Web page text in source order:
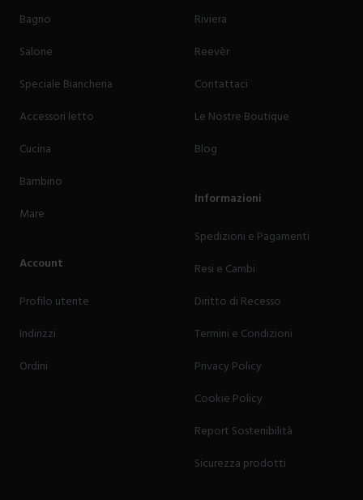
Bagno
Salone
Speciale Biancheria
Accessori letto
Cucina
Bambino
Mare
Account
Profilo utente
Indirizzi
Ordini
Riviera
Reevèr
Contattaci
Le Nostre Boutique
Blog
Informazioni
Spedizioni e Pagamenti
Resi e Cambi
Diritto di Recesso
Termini e Condizioni
Privacy Policy
Cookie Policy
Report Sostenibilità
Sicurezza prodotti